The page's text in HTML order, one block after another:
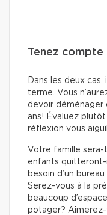
Tenez
Dans les deux
terme. Vous
devoir déménager
ans! Évaluez plutôt
réflexion vous
Votre famille sera-
enfants quitteront-
besoin d’un
Serez-vous à la
beaucoup
potager?